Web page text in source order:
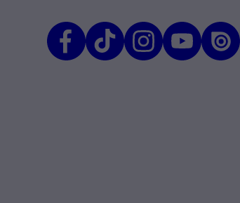
Facebook
TikTokInstagram
Youtube
Issuu